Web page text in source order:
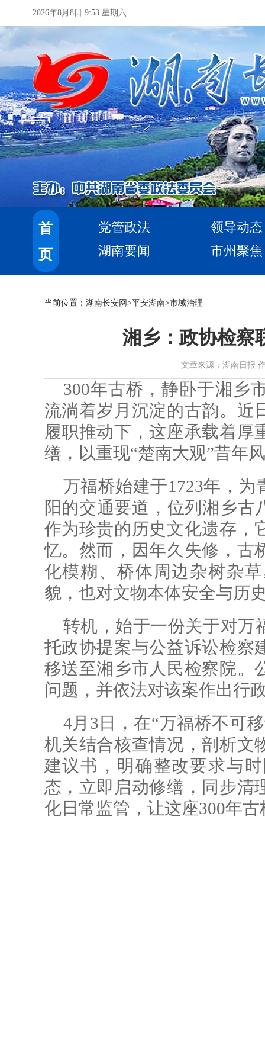
2026年8月8日 9:53 星期六
首
页
党管政法
领导动态
湖南要闻
市州聚焦
当前位置： 湖南长安网 >平安湖南>市域治理
湘乡：政协检察
文章来源：湖南日报
300年古桥，静卧于湘乡
流淌着岁月沉淀的古韵。近
履职推动下，这座承载着厚
缮，以重现“楚南大观”昔年
万福桥始建于1723年，
阳的交通要道，位列湘乡古
作为珍贵的历史文化遗存，
忆。然而，因年久失修，古
化模糊、桥体周边杂树杂
貌，也对文物本体安全与历
转机，始于一份关于对万
托政协提案与公益诉讼检察
移送至湘乡市人民检察院。
问题，并依法对该案作出行
4月3日，在“万福桥不可
机关结合核查情况，剖析文
建议书，明确整改要求与
态，立即启动修缮，同步清
化日常监管，让这座300年